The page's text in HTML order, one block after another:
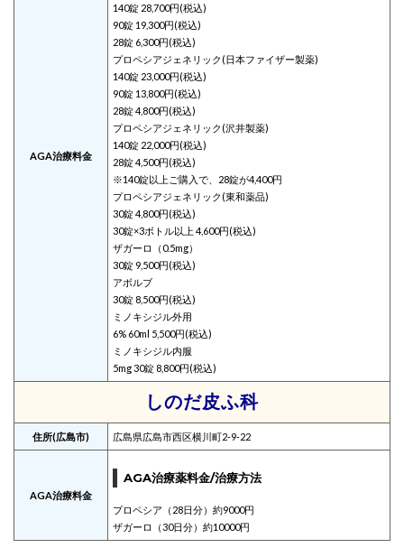
AGA治療料金
140錠 28,700円(税込)
90錠 19,300円(税込)
28錠 6,300円(税込)
プロペシアジェネリック(日本ファイザー製薬)
140錠 23,000円(税込)
90錠 13,800円(税込)
28錠 4,800円(税込)
プロペシアジェネリック(沢井製薬)
140錠 22,000円(税込)
28錠 4,500円(税込)
※140錠以上ご購入で、28錠が4,400円
プロペシアジェネリック(東和薬品)
30錠 4,800円(税込)
30錠×3ボトル以上 4,600円(税込)
ザガーロ（0.5mg）
30錠 9,500円(税込)
アボルブ
30錠 8,500円(税込)
ミノキシジル外用
6% 60ml 5,500円(税込)
ミノキシジル内服
5mg 30錠 8,800円(税込)
しのだ皮ふ科
住所(広島市) 広島県広島市西区横川町2-9-22
AGA治療料金
AGA治療薬料金/治療方法
プロペシア（28日分）約9000円
ザガーロ（30日分）約10000円